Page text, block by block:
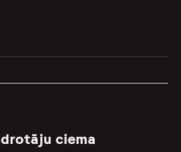
ciema